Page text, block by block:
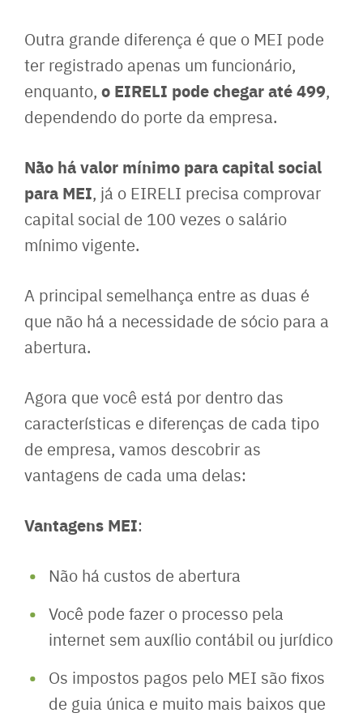
Outra grande diferença é que o MEI pode
ter registrado apenas um funcionário,
enquanto, o EIRELI pode chegar até 499,
dependendo do porte da empresa.
Não há valor mínimo para capital social
para MEI, já o EIRELI precisa comprovar
capital social de 100 vezes o salário
mínimo vigente.
A principal semelhança entre as duas é
que não há a necessidade de sócio para a
abertura.
Agora que você está por dentro das
características e diferenças de cada tipo
de empresa, vamos descobrir as
vantagens de cada uma delas:
Vantagens MEI:
Não há custos de abertura
Você pode fazer o processo pela
internet sem auxílio contábil ou jurídico
Os impostos pagos pelo MEI são fixos
de guia única e muito mais baixos que